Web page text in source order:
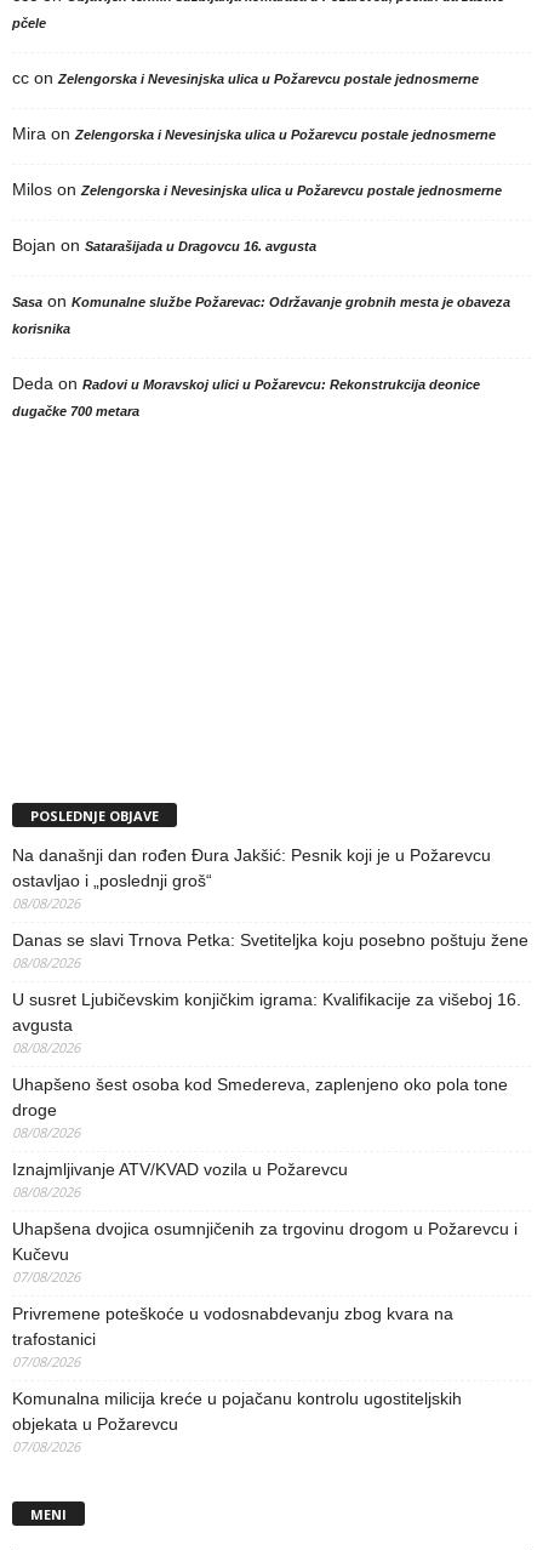
pčele
cc onZelengorska i Nevesinjska ulica u Požarevcu postale jednosmerne
Mira onZelengorska i Nevesinjska ulica u Požarevcu postale jednosmerne
Milos onZelengorska i Nevesinjska ulica u Požarevcu postale jednosmerne
Bojan on Satarašijada u Dragovcu 16. avgusta
Sasa on Komunalne službe Požarevac: Održavanje grobnih mesta je obaveza
korisnika
Deda on Radovi u Moravskoj ulici u Požarevcu: Rekonstrukcija deonice
dugačke 700 metara
POSLEDNJE OBJAVE
Na današnji dan rođen Đura Jakšić: Pesnik koji je u Požarevcu
ostavljao i „poslednji groš“
08/08/2026
Danas se slavi Trnova Petka: Svetiteljka koju posebno poštuju žene
08/08/2026
U susret Ljubičevskim konjičkim igrama: Kvalifikacije za višeboj 16.
avgusta
08/08/2026
Uhapšeno šest osoba kod Smedereva, zaplenjeno oko pola tone
droge
08/08/2026
Iznajmljivanje ATV/KVAD vozila u Požarevcu
08/08/2026
Uhapšena dvojica osumnjičenih za trgovinu drogom u Požarevcu i
Kučevu
07/08/2026
Privremene poteškoće u vodosnabdevanju zbog kvara na
trafostanici
07/08/2026
Komunalna milicija kreće u pojačanu kontrolu ugostiteljskih
objekata u Požarevcu
07/08/2026
MENI